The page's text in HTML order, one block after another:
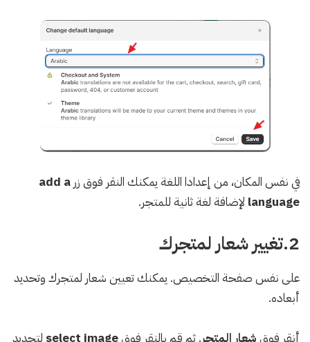
في نفس المكان، من إعدادا اللغة يمكنك النقر فوق زر add a
language لإضافة لغة ثانية للمتجر.
2.تغيير شعار لمتجرك
على نفس صفحة التخصيص. يمكنك تعيين شعار لمتجرك وتحديد
أبعاده.
أنقر فوقشعار المتجر. ثم قم بالنقر فوقselect image لتحديد